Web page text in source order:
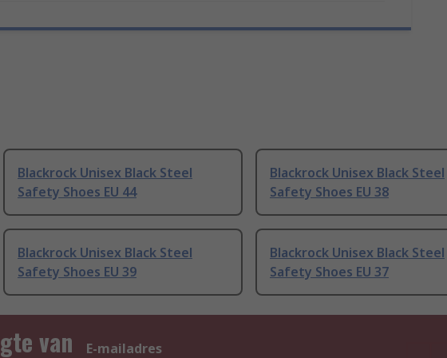
Blackrock Unisex Black Steel
Safety Shoes EU 44
Blackrock Unisex Black Steel
Safety Shoes EU 38
Blackrock Unisex Black Steel
Safety Shoes EU 39
Blackrock Unisex Black Steel
Safety Shoes EU 37
van
E-mailadres